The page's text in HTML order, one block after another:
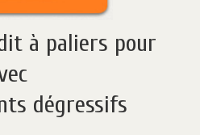
à paliers pour
dégressifs